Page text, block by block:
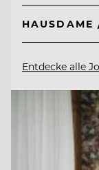
HAUSDAME
Entdecke alle